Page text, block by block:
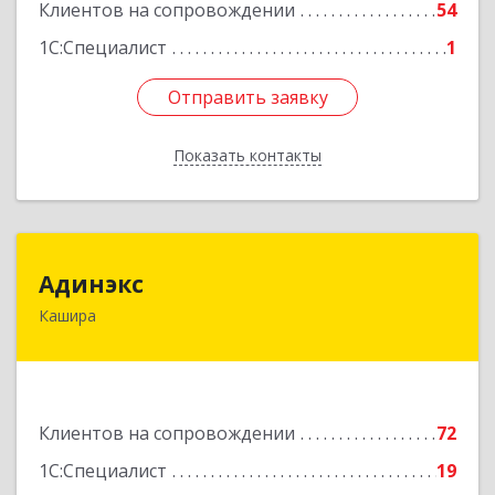
Клиентов на сопровождении
54
1С:Специалист
1
Отправить заявку
Показать контакты
Отправить заявку
Назад
Адинэкс
Кашира
Клиентов на сопровождении
72
1С:Специалист
19
142900, Московская обл, г.о. Кашира, Кашира г,